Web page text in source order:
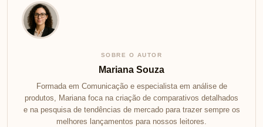
SOBRE O AUTOR
Mariana Souza
Formada em Comunicação e especialista em análise de
produtos, Mariana foca na criação de comparativos detalhados
e na pesquisa de tendências de mercado para trazer sempre os
melhores lançamentos para nossos leitores.